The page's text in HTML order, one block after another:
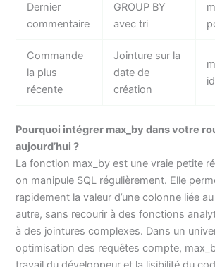
Dernier
commentaire
GROUP BY
avec tri
Commande
la plus
récente
Jointure sur la
date de
création
Pourquoi intégrer max_by dans votre
aujourd’hui ?
La fonction max_by est une vraie petite
on manipule SQL régulièrement. Elle
rapidement la valeur d’une colonne liée
autre, sans recourir à des fonctions
à des jointures complexes. Dans un
optimisation des requêtes compte,